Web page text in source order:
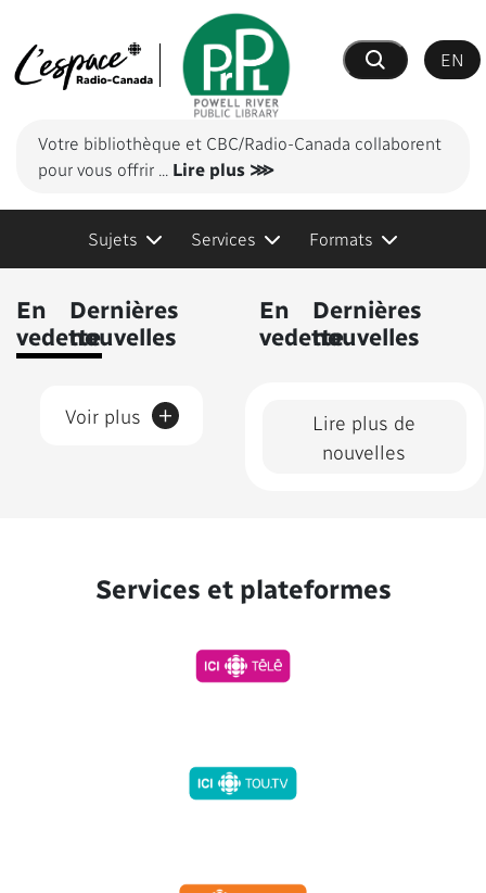
Recherche
EN
Votre bibliothèque et CBC/Radio-Canada collaborent
pour vous offrir ... Lire plus ⋙
Sujets Services Formats
En
vedette
Dernières
nouvelles
Lire plus de
nouvelles
En
vedette
Dernières
nouvelles
Voir plus +
Services et plateformes